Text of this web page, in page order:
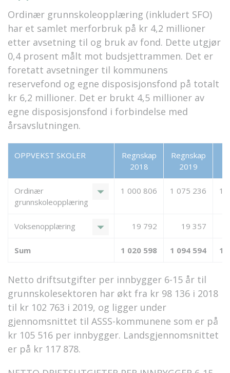
Ordinær grunnskoleopplæring (inkludert SFO)
har et samlet merforbruk på kr 4,2 millioner
etter avsetning til og bruk av fond. Dette utgjør
0,4 prosent målt mot budsjettrammen. Det er
foretatt avsetninger til kommunens
reservefond og egne disposisjonsfond på totalt
kr 6,2 millioner. Det er brukt 4,5 millioner av
egne disposisjonsfond i forbindelse med
årsavslutningen.
OPPVEKST SKOLER
Regnskap
2018
Regnskap
2019
Ordinær
grunnskoleopplæring
arrow_drop_down 1 000 806 1 075 236 1
Voksenopplæring arrow_drop_down 19 792 19 357
Sum 1 020 598 1 094 594 1
Netto driftsutgifter per innbygger 6-15 år til
grunnskolesektoren har økt fra kr 98 136 i 2018
til kr 102 763 i 2019, og ligger under
gjennomsnittet til ASSS-kommunene som er på
kr 105 516 per innbygger. Landsgjennomsnittet
er på kr 117 878.